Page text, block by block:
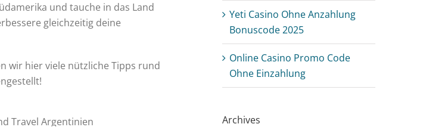
und tauche in das Land
gleichzeitig deine
wir hier viele nützliche Tipps rund
Yeti Casino Ohne Anzahlung
Bonuscode 2025
Online Casino Promo Code
Ohne Einzahlung
Archives